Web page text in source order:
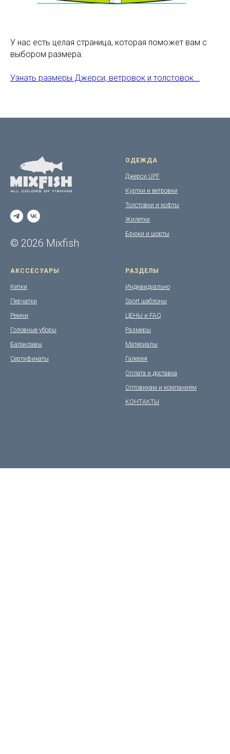
У нас есть целая страница, которая поможет вам с
выбором размера.
Узнать размеры Джерси, ветровок и толстовок...
© 2026 Mixfish
ОДЕЖДА
Джерси UPF
Куртки и ветровки
Толстовки и кофты
Жилетки
Брюки и шорты
АКССЕСУАРЫ
Кепки
Перчатки
Ремни
Головные уборы
Балаклавы
Сертификаты
РАЗДЕЛЫ
Индивидуально
Sport шаблоны
ЦЕНЫ и FAQ
Размеры
Материалы
Галерея
Оплата и доставка
Оптовикам и компаниям
КОНТАКТЫ